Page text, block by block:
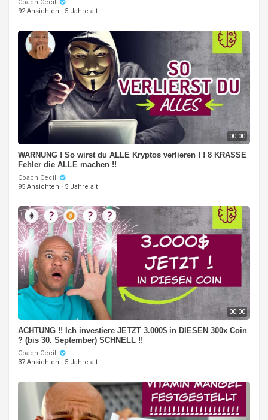
Coach Cecil
92 Ansichten · 5 Jahre alt
00:00
WARNUNG ! So wirst du ALLE Kryptos verlieren ! ! 8 KRASSE
Fehler die ALLE machen !!
Coach Cecil
95 Ansichten · 5 Jahre alt
00:00
ACHTUNG !! Ich investiere JETZT 3.000$ in DIESEN 300x Coin
? (bis 30. September) SCHNELL !!
Coach Cecil
37 Ansichten · 5 Jahre alt